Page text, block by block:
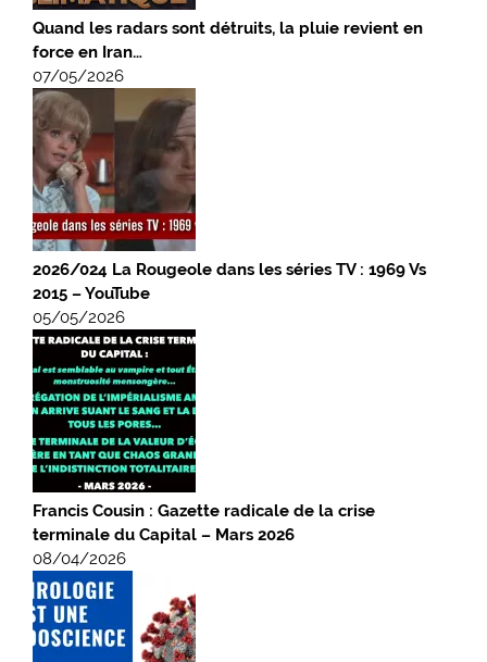
Quand les radars sont détruits, la pluie revient en
force en Iran…
07/05/2026
2026/024 La Rougeole dans les séries TV : 1969 Vs
2015 – YouTube
05/05/2026
Francis Cousin : Gazette radicale de la crise
terminale du Capital – Mars 2026
08/04/2026